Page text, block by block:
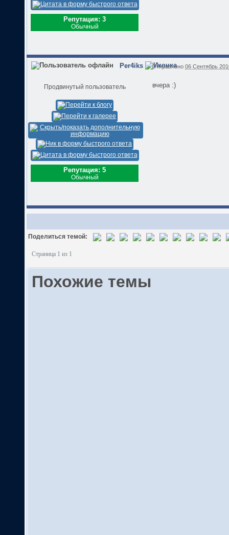
Репутация: 3
Обычный
Per4iks
Продвинутый пользователь
Репутация: 5
Обычный
Отправлено 06 Сентябрь
вчера :)
Поделиться темой:
Страница 1 из 1
Похожие темы